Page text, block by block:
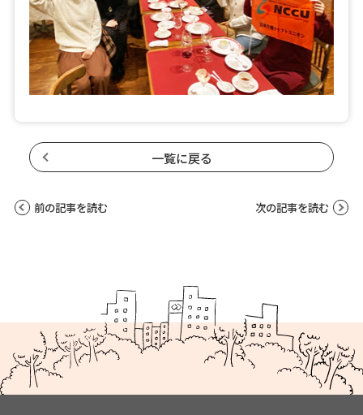
一覧に戻る
前の記事を読む 次の記事を読む